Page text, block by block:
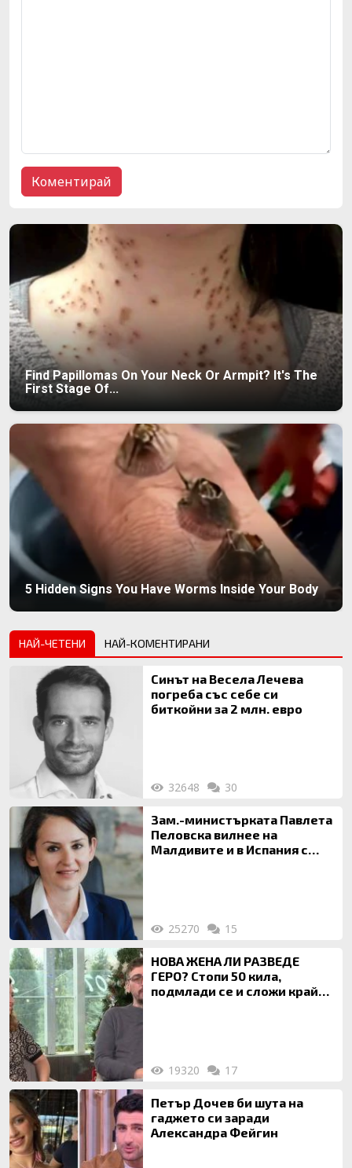
Find Papillomas On Your Neck Or Armpit? It's The
First Stage Of...
5 Hidden Signs You Have Worms Inside Your Body
НАЙ-ЧЕТЕНИ НАЙ-КОМЕНТИРАНИ
Синът на Весела Лечева
погреба със себе си
биткойни за 2 млн. евро
32648 30
Зам.-министърката Павлета
Пеловска вилнее на
Малдивите и в Испания с
25270 15
НОВА ЖЕНА ЛИ РАЗВЕДЕ
ГЕРО? Стопи 50 кила,
подмлади се и сложи край
19320 17
Петър Дочев би шута на
гаджето си заради
Александра Фейгин